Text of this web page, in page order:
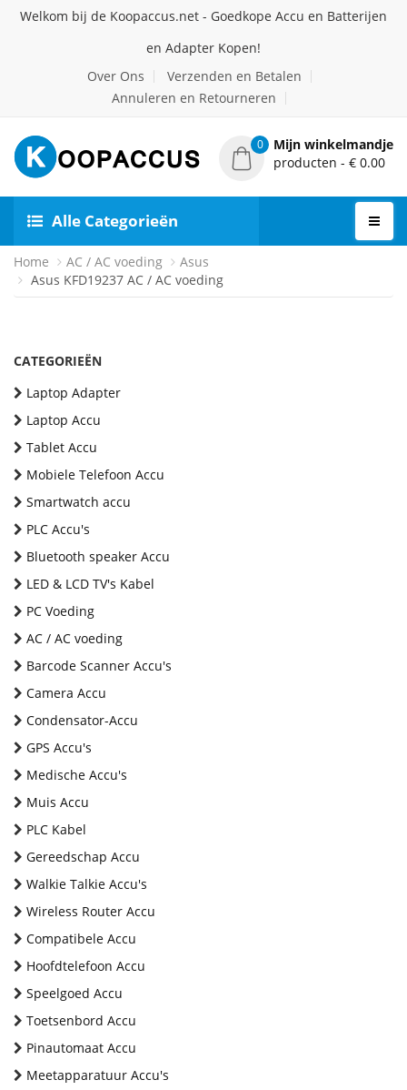
Welkom bij de Koopaccus.net - Goedkope Accu en Batterijen
en Adapter Kopen!
Over Ons
Verzenden en Betalen
Annuleren en Retourneren
0
Mijn winkelmandje
producten - € 0.00
Alle Categorieën
Home AC / AC voeding
Asus
Asus KFD19237 AC / AC voeding
CATEGORIEËN
Laptop Adapter
Laptop Accu
Tablet Accu
Mobiele Telefoon Accu
Smartwatch accu
PLC Accu's
Bluetooth speaker Accu
LED & LCD TV's Kabel
PC Voeding
AC / AC voeding
Barcode Scanner Accu's
Camera Accu
Condensator-Accu
GPS Accu's
Medische Accu's
Muis Accu
PLC Kabel
Gereedschap Accu
Walkie Talkie Accu's
Wireless Router Accu
Compatibele Accu
Hoofdtelefoon Accu
Speelgoed Accu
Toetsenbord Accu
Pinautomaat Accu
Meetapparatuur Accu's